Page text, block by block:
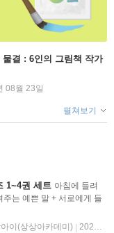
결 : 6인의 그림책 작가
08월 23일
펼쳐보기
1~4권 세트 아침에 들려
는 예쁜 말 + 서로에게 들
이(상상아카데미)
2025년 04월 10일